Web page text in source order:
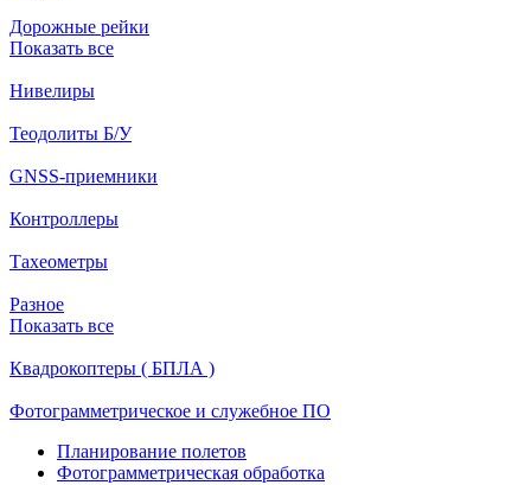
Дорожные рейки
Показать все
Нивелиры
Теодолиты Б/У
GNSS-приемники
Контроллеры
Тахеометры
Разное
Показать все
Квадрокоптеры ( БПЛА )
Фотограмметрическое и служебное ПО
Планирование полетов
Фотограмметрическая обработка